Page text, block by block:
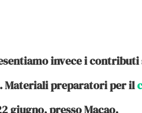
invece i
Materiali preparatori per il
giugno, presso Macao.